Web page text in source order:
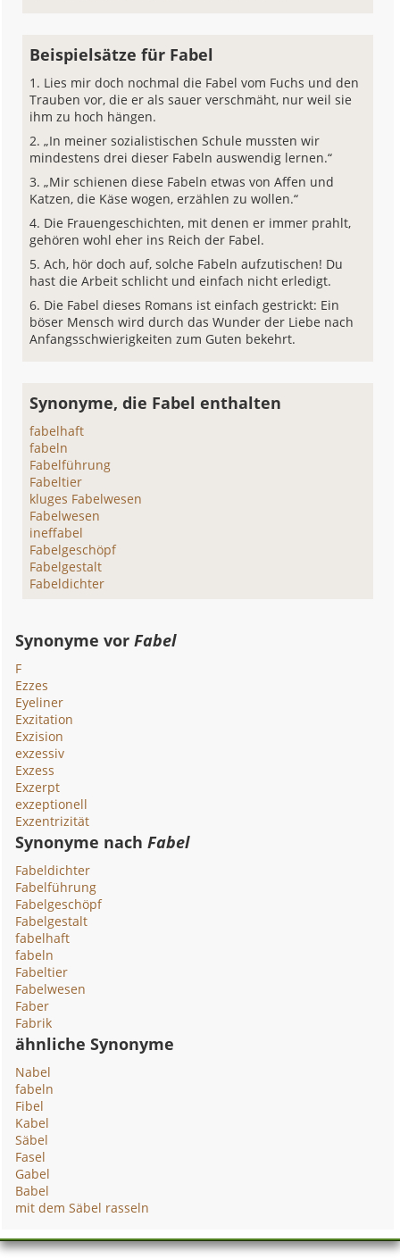
Beispielsätze für Fabel
Lies mir doch nochmal die Fabel vom Fuchs und den
Trauben vor, die er als sauer verschmäht, nur weil sie
ihm zu hoch hängen.
„In meiner sozialistischen Schule mussten wir
mindestens drei dieser Fabeln auswendig lernen.“
„Mir schienen diese Fabeln etwas von Affen und
Katzen, die Käse wogen, erzählen zu wollen.“
Die Frauengeschichten, mit denen er immer prahlt,
gehören wohl eher ins Reich der Fabel.
Ach, hör doch auf, solche Fabeln aufzutischen! Du
hast die Arbeit schlicht und einfach nicht erledigt.
Die Fabel dieses Romans ist einfach gestrickt: Ein
böser Mensch wird durch das Wunder der Liebe nach
Anfangsschwierigkeiten zum Guten bekehrt.
Synonyme, die Fabel enthalten
fabelhaft
fabeln
Fabelführung
Fabeltier
kluges Fabelwesen
Fabelwesen
ineffabel
Fabelgeschöpf
Fabelgestalt
Fabeldichter
Synonyme vorFabel
F
Ezzes
Eyeliner
Exzitation
Exzision
exzessiv
Exzess
Exzerpt
exzeptionell
Exzentrizität
Synonyme nachFabel
Fabeldichter
Fabelführung
Fabelgeschöpf
Fabelgestalt
fabelhaft
fabeln
Fabeltier
Fabelwesen
Faber
Fabrik
ähnliche Synonyme
Nabel
fabeln
Fibel
Kabel
Säbel
Fasel
Gabel
Babel
mit dem Säbel rasseln